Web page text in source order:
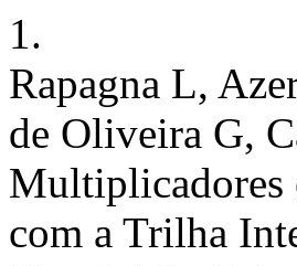
1.
Rapagna L,
de Oliveira G,
Multiplicadores
com a Trilha